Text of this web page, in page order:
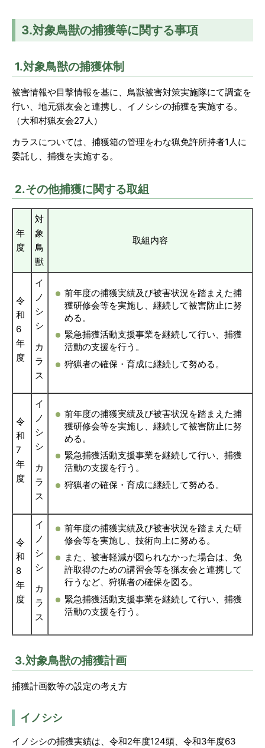
3.対象鳥獣の捕獲等に関する事項
1.対象鳥獣の捕獲体制
被害情報や目撃情報を基に、鳥獣被害対策実施隊にて調査を
行い、地元猟友会と連携し、イノシシの捕獲を実施する。
（大和村猟友会27人）
カラスについては、捕獲箱の管理をわな猟免許所持者1人に
委託し、捕獲を実施する。
2.その他捕獲に関する取組
年
度
対
象
鳥
獣
取組内容
令
和
6
年
度
イ
ノ
シ
シ
カ
ラ
ス
前年度の捕獲実績及び被害状況を踏まえた捕
獲研修会等を実施し、継続して被害防止に努
める。
緊急捕獲活動支援事業を継続して行い、捕獲
活動の支援を行う。
狩猟者の確保・育成に継続して努める。
令
和
7
年
度
イ
ノ
シ
シ
カ
ラ
ス
前年度の捕獲実績及び被害状況を踏まえた捕
獲研修会等を実施し、継続して被害防止に努
める。
緊急捕獲活動支援事業を継続して行い、捕獲
活動の支援を行う。
狩猟者の確保・育成に継続して努める。
令
和
8
年
度
イ
ノ
シ
シ
カ
ラ
ス
前年度の捕獲実績及び被害状況を踏まえた研
修会等を実施し、技術向上に努める。
また、被害軽減が図られなかった場合は、免
許取得のための講習会等を猟友会と連携して
行うなど、狩猟者の確保を図る。
緊急捕獲活動支援事業を継続して行い、捕獲
活動の支援を行う。
3.対象鳥獣の捕獲計画
捕獲計画数等の設定の考え方
イノシシ
イノシシの捕獲実績は、令和2年度124頭、令和3年度63